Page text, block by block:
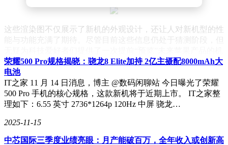
这些渲染图不仅展示了新机的外观设计，还让人对新机型的性
能与功能充满了期待。尽管目前这些信息仍处于猜测阶段，但
会。
荣耀500 Pro规格揭晓：骁龙8 Elite加持 2亿主摄配8000mAh大
电池
IT之家 11 月 14 日消息，博主 @数码闲聊站 今日曝光了荣耀
500 Pro 手机的核心规格，这款新机将于近期上市。 IT之家整
理如下：6.55 英寸 2736*1264p 120Hz 中屏 骁龙…
2025-11-15
中芯国际三季度业绩亮眼：月产能破百万，全年收入或创新高